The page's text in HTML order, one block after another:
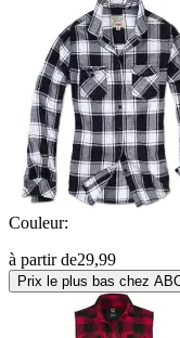
Couleur:
à partir de29,99
Prix le plus bas chez